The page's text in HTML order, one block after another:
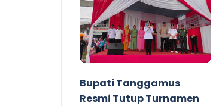
Bupati Tanggamus
Resmi Tutup Turnamen